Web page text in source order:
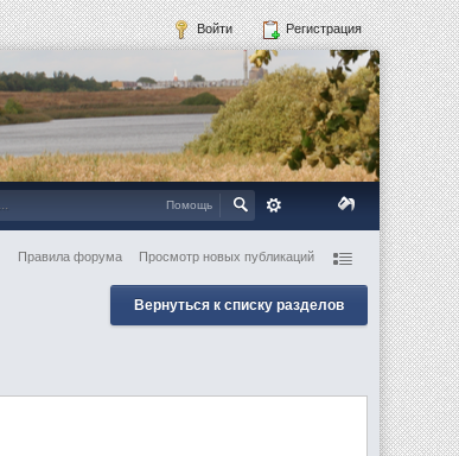
Войти Регистрация
Помощь
Правила форума Просмотр новых публикаций
Вернуться к списку разделов